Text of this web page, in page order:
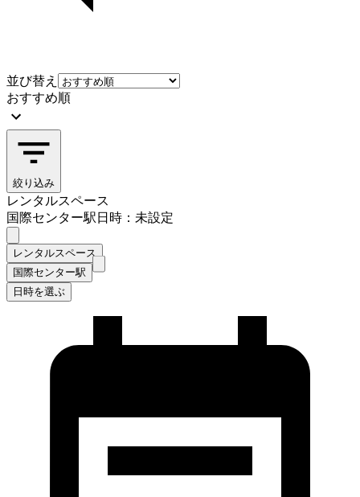
並び替え
おすすめ順
絞り込み
レンタルスペース
国際センター駅日時：未設定
レンタルスペース
国際センター駅
日時を選ぶ